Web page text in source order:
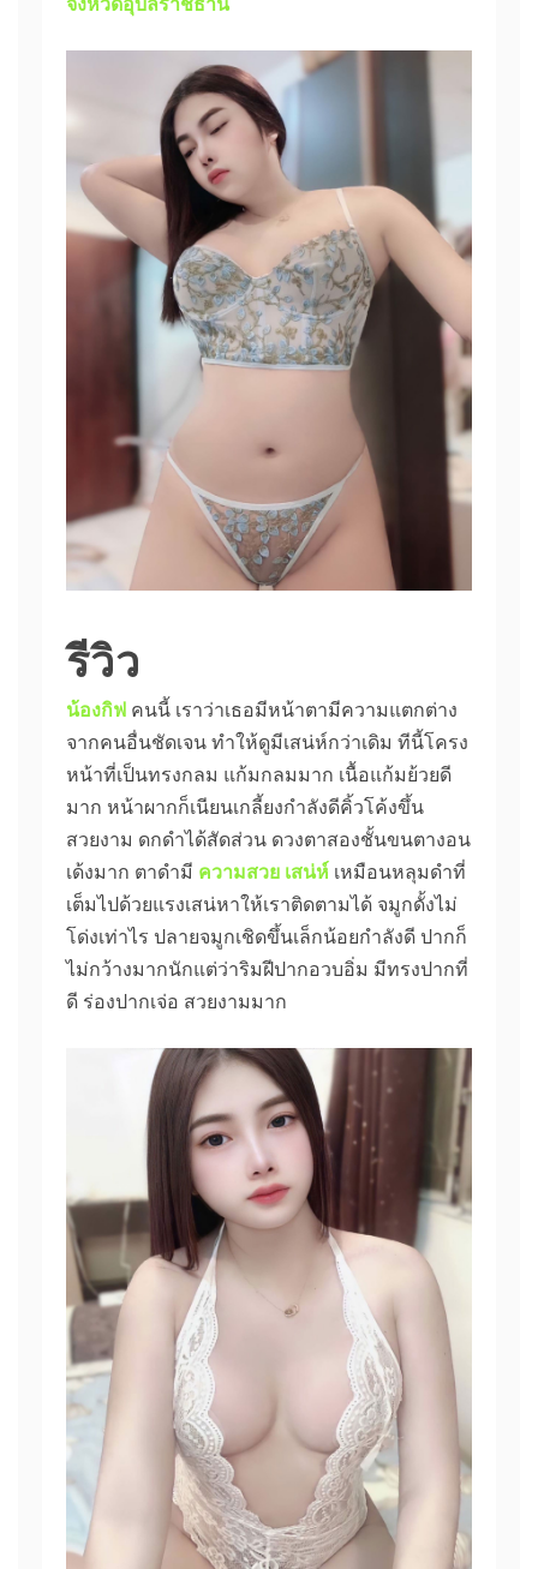
รีวิว
น้องกิฟ คนนี้ เราว่าเธอมีหน้าตามีความแตกต่าง
จากคนอื่นชัดเจน ทำให้ดูมีเสน่ห์กว่าเดิม ทีนี้โครง
หน้าที่เป็นทรงกลม แก้มกลมมาก เนื้อแก้มย้วยดี
มาก หน้าผากก็เนียนเกลี้ยงกำลังดีคิ้วโค้งขึ้น
สวยงาม ดกดำได้สัดส่วน ดวงตาสองชั้นขนตางอน
เด้งมาก ตาดำมี ความสวย เสน่ห์ เหมือนหลุมดำที่
เต็มไปด้วยแรงเสน่หาให้เราติดตามได้ จมูกดั้งไม่
โด่งเท่าไร ปลายจมูกเชิดขึ้นเล็กน้อยกำลังดี ปากก็
ไม่กว้างมากนักแต่ว่าริมฝีปากอวบอิ่ม มีทรงปากที่
ดี ร่องปากเจ่อ สวยงามมาก